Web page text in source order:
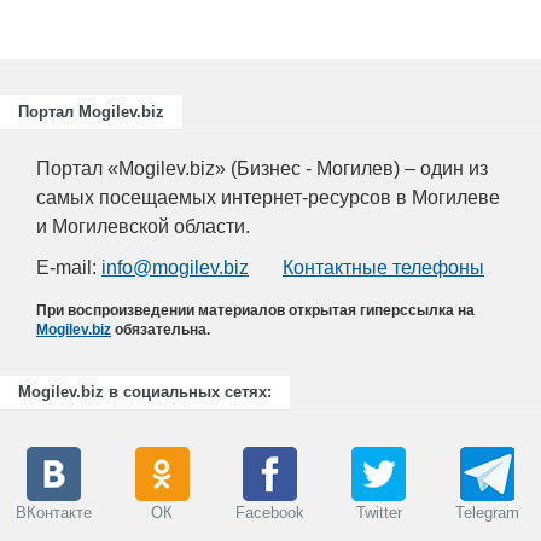
Портал Mogilev.biz
Портал «Mogilev.biz» (Бизнес - Могилев) – один из
самых посещаемых интернет-ресурсов в Могилеве
и Могилевской области.
E-mail: info@mogilev.biz Контактные телефоны
При воспроизведении материалов открытая гиперссылка на
Mogilev.biz обязательна.
Mogilev.biz в социальных сетях:
ВКонтакте ОК Facebook Twitter Telegram